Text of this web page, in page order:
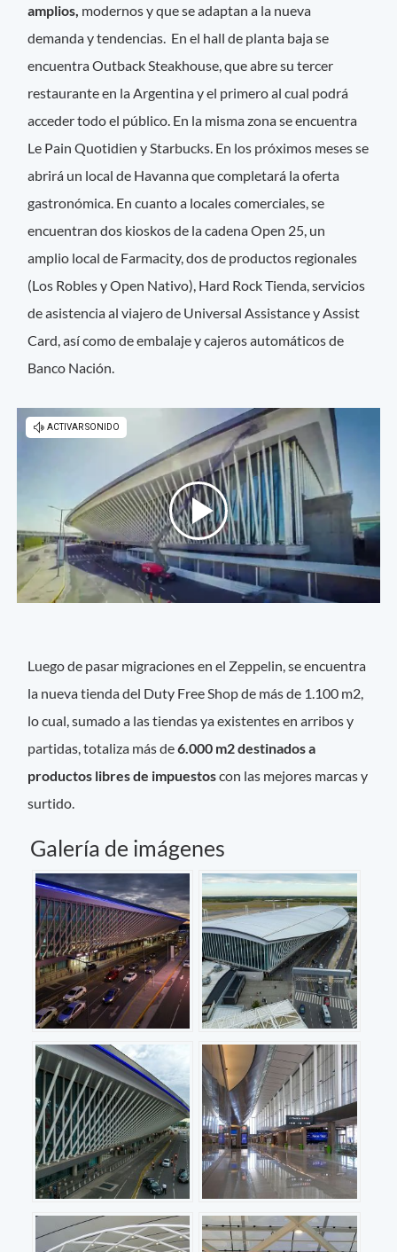
amplios, modernos y que se adaptan a la nueva
demanda y tendencias. En el hall de planta baja se
encuentra Outback Steakhouse, que abre su tercer
restaurante en la Argentina y el primero al cual podrá
acceder todo el público. En la misma zona se encuentra
Le Pain Quotidien y Starbucks. En los próximos meses se
abrirá un local de Havanna que completará la oferta
gastronómica. En cuanto a locales comerciales, se
encuentran dos kioskos de la cadena Open 25, un
amplio local de Farmacity, dos de productos regionales
(Los Robles y Open Nativo), Hard Rock Tienda, servicios
de asistencia al viajero de Universal Assistance y Assist
Card, así como de embalaje y cajeros automáticos de
Banco Nación.
Luego de pasar migraciones en el Zeppelin, se encuentra
la nueva tienda del Duty Free Shop de más de 1.100 m2,
lo cual, sumado a las tiendas ya existentes en arribos y
partidas, totaliza más de6.000 m2 destinados a
productos libres de impuestoscon las mejores marcas y
surtido.
Galería de imágenes